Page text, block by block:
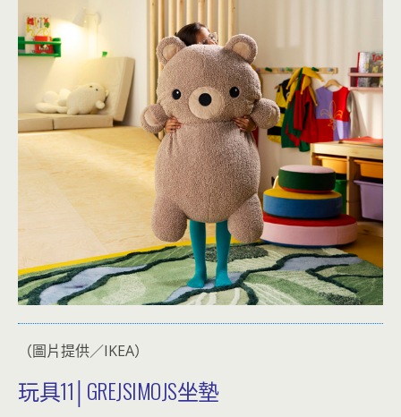
（圖片提供／IKEA）
玩具11│GREJSIMOJS坐墊